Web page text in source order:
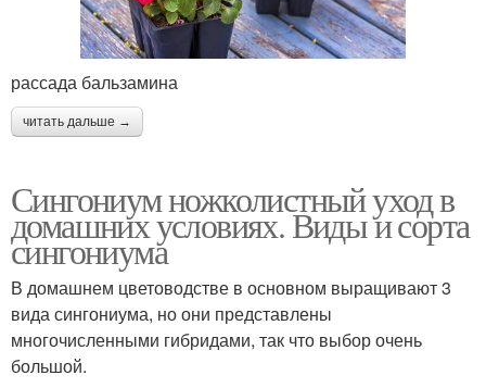
рассада бальзамина
читать дальше →
Сингониум ножколистный уход в
домашних условиях. Виды и сорта
сингониума
В домашнем цветоводстве в основном выращивают 3
вида сингониума, но они представлены
многочисленными гибридами, так что выбор очень
большой.